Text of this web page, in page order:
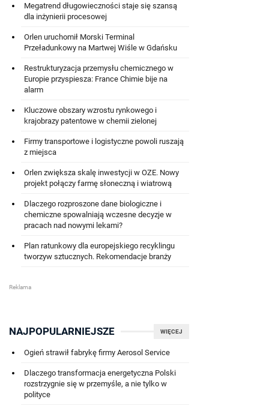
Megatrend długowieczności staje się szansą
dla inżynierii procesowej
Orlen uruchomił Morski Terminal
Przeładunkowy na Martwej Wiśle w Gdańsku
Restrukturyzacja przemysłu chemicznego w
Europie przyspiesza: France Chimie bije na
alarm
Kluczowe obszary wzrostu rynkowego i
krajobrazy patentowe w chemii zielonej
Firmy transportowe i logistyczne powoli ruszają
z miejsca
Orlen zwiększa skalę inwestycji w OZE. Nowy
projekt połączy farmę słoneczną i wiatrową
Dlaczego rozproszone dane biologiczne i
chemiczne spowalniają wczesne decyzje w
pracach nad nowymi lekami?
Plan ratunkowy dla europejskiego recyklingu
tworzyw sztucznych. Rekomendacje branży
WIĘCEJ
NAJPOPULARNIEJSZE
Ogień strawił fabrykę firmy Aerosol Service
Dlaczego transformacja energetyczna Polski
rozstrzygnie się w przemyśle, a nie tylko w
polityce